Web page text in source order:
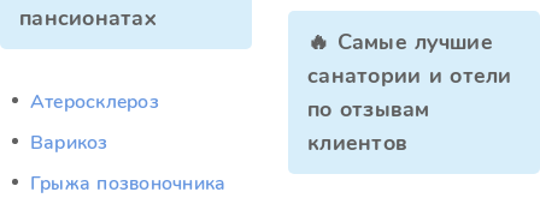
пансионатах
Атеросклероз
Варикоз
Грыжа позвоночника
🔥 Самые лучшие
санатории и отели
по отзывам
клиентов